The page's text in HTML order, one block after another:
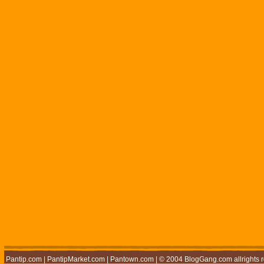
Pantip.com PantipMarket.com Pantown.com | © 2004 BlogGang.com allrights